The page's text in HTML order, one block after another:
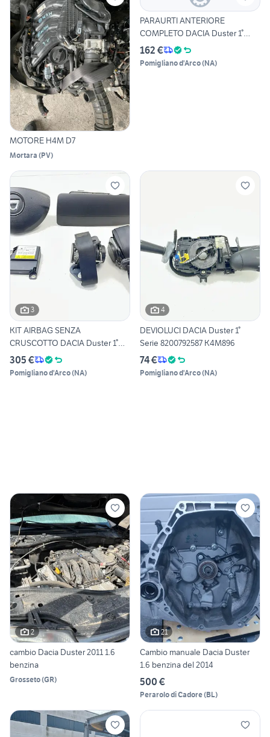
MOTORE H4M D7
Mortara (PV)
PARAURTI ANTERIORE
COMPLETO DACIA Duster 1°
Serie
162 €
Pomigliano d'Arco(NA)
3
KIT AIRBAG SENZA
CRUSCOTTO DACIA Duster 1°
Serie
305 €
Pomigliano d'Arco(NA)
4
DEVIOLUCI DACIA Duster 1°
Serie 8200792587 K4M896
74 €
Pomigliano d'Arco(NA)
2
cambio Dacia Duster 2011 1.6
benzina
Grosseto(GR)
21
Cambio manuale Dacia Duster
1.6 benzina del 2014
500 €
Perarolo di Cadore(BL)